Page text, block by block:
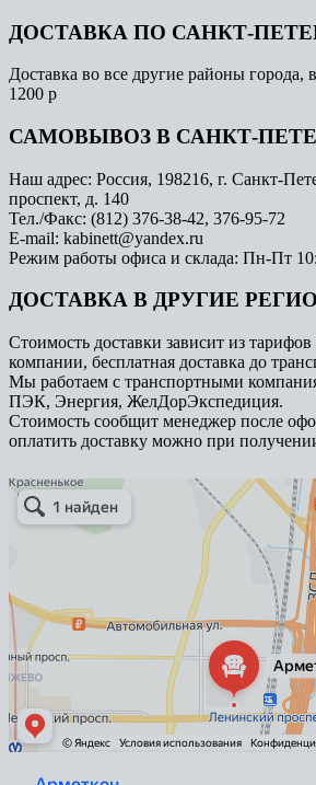
ДОСТАВКА ПО САНКТ-
Доставка во все другие районы
1200 р
САМОВЫВОЗ В САНКТ-
Наш адрес: Россия, 198216, г. Санкт-
проспект, д. 140
Тел./Факс: (812) 376-38-42, 376-95-72
E-mail: kabinett@yandex.ru
Режим работы офиса и склада: Пн-Пт
ДОСТАВКА В ДРУГИЕ
Стоимость доставки зависит из
компании, бесплатная доставка до
Мы работаем с транспортными
ПЭК, Энергия, ЖелДорЭкспедиция.
Стоимость сообщит менеджер после
оплатить доставку можно при
Арметкон
Металлическая мебель в Санкт‑Петербурге
Торговое оборудование в Санкт‑Петербурге